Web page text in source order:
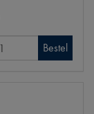
Bestel